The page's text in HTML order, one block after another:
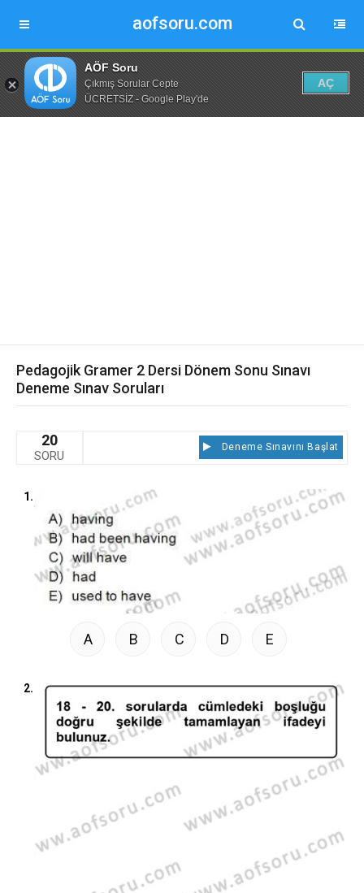
aofsoru.com
AÖF Soru
Çıkmış Sorular Cepte
ÜCRETSİZ - Google Play'de
AÇ
Pedagojik Gramer 2 Dersi Dönem Sonu Sınavı
Deneme Sınav Soruları
20
SORU
Deneme Sınavını Başlat
1.
A B C D E
2.